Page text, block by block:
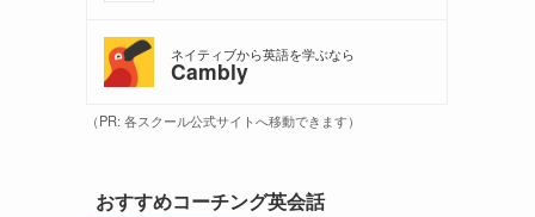
ネイティブから英語を学ぶなら
Cambly
（PR: 各スクール公式サイトへ移動できます）
おすすめコーチング英会話